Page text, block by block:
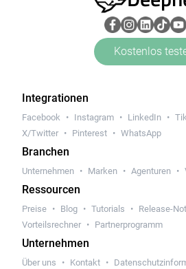
Kostenlos
Integrationen
Facebook Instagram LinkedIn
X/Twitter
Pinterest WhatsApp
Branchen
Unternehmen Marken Agenturen
Ressourcen
Preise Blog Tutorials Release-
Vorteilsrechner
Partnerprogramm
Unternehmen
Über uns Kontakt